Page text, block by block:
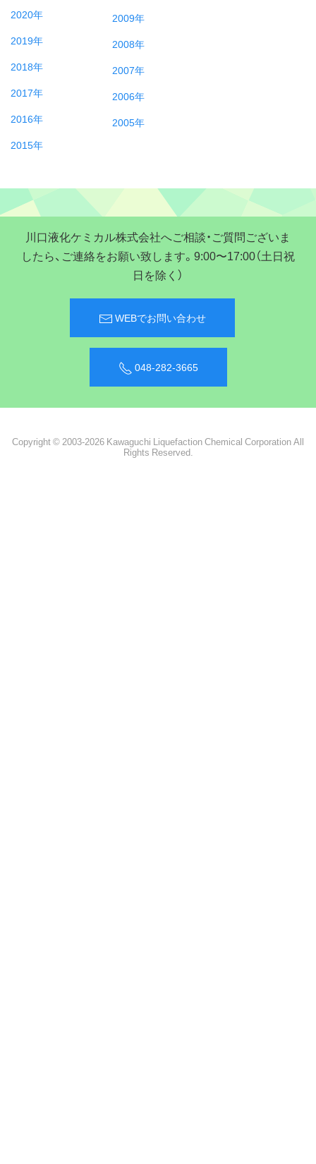
2020年
2019年
2018年
2017年
2016年
2015年
2009年
2008年
2007年
2006年
2005年
川口液化ケミカル株式会社へご相談・ご質問ございま
したら、ご連絡をお願い致します。9:00〜17:00（土日祝
日を除く）
WEBでお問い合わせ
048-282-3665
Copyright © 2003-2026 Kawaguchi Liquefaction Chemical Corporation All
Rights Reserved.